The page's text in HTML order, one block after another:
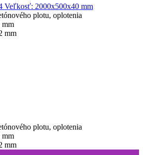
Veľkosť: 2000x500x40 mm
plotu, oplotenia
mm
mm
plotu, oplotenia
mm
mm